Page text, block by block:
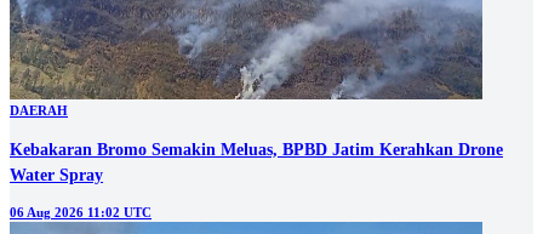
DAERAH
Kebakaran Bromo Semakin Meluas, BPBD Jatim Kerahkan Drone
Water Spray
06 Aug 2026 11:02 UTC